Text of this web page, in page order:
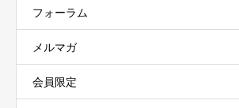
フォーラム
メルマガ
会員限定